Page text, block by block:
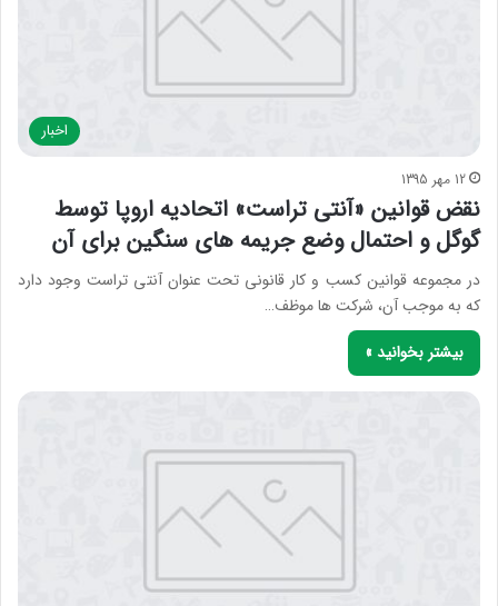
اخبار
12 مهر 1395
نقض قوانین «آنتی تراست» اتحادیه اروپا توسط
گوگل و احتمال وضع جریمه های سنگین برای آن
در مجموعه قوانین کسب و کار قانونی تحت عنوان آنتی تراست وجود دارد
که به موجب آن، شرکت ها موظف…
بیشتر بخوانید »